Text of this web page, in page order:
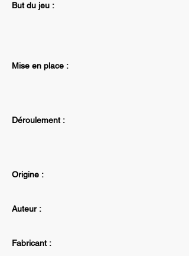
But du jeu :
Mise en place :
Déroulement :
Origine :
Auteur :
Fabricant :